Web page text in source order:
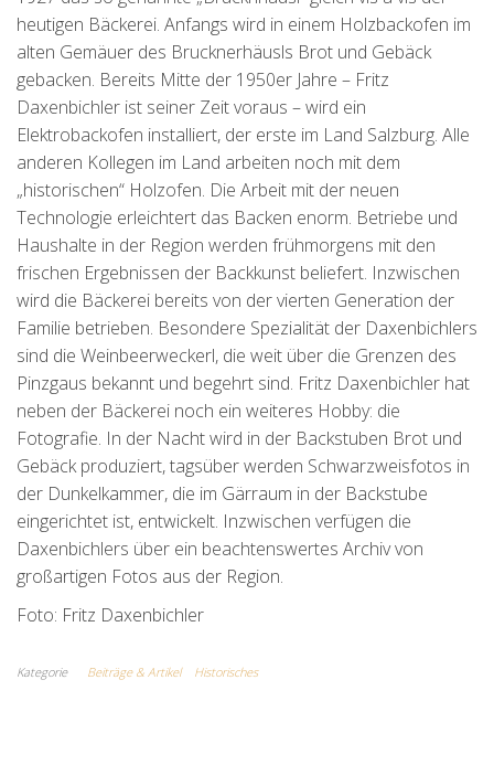
heutigen Bäckerei. Anfangs wird in einem Holzbackofen im
alten Gemäuer des Brucknerhäusls Brot und Gebäck
gebacken. Bereits Mitte der 1950er Jahre – Fritz
Daxenbichler ist seiner Zeit voraus – wird ein
Elektrobackofen installiert, der erste im Land Salzburg. Alle
anderen Kollegen im Land arbeiten noch mit dem
„historischen“ Holzofen. Die Arbeit mit der neuen
Technologie erleichtert das Backen enorm. Betriebe und
Haushalte in der Region werden frühmorgens mit den
frischen Ergebnissen der Backkunst beliefert. Inzwischen
wird die Bäckerei bereits von der vierten Generation der
Familie betrieben. Besondere Spezialität der Daxenbichlers
sind die Weinbeerweckerl, die weit über die Grenzen des
Pinzgaus bekannt und begehrt sind. Fritz Daxenbichler hat
neben der Bäckerei noch ein weiteres Hobby: die
Fotografie. In der Nacht wird in der Backstuben Brot und
Gebäck produziert, tagsüber werden Schwarzweisfotos in
der Dunkelkammer, die im Gärraum in der Backstube
eingerichtet ist, entwickelt. Inzwischen verfügen die
Daxenbichlers über ein beachtenswertes Archiv von
großartigen Fotos aus der Region.
Foto: Fritz Daxenbichler
Kategorie Beiträge & Artikel Historisches